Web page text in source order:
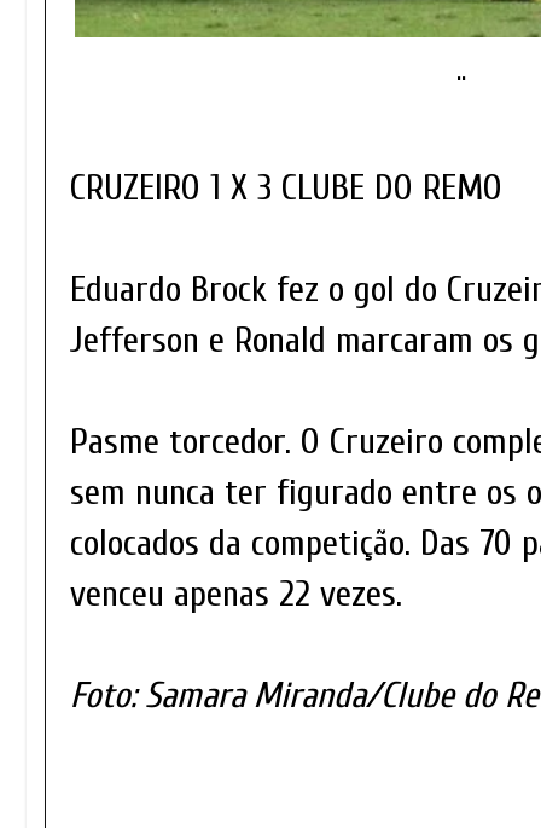
..
CRUZEIRO 1 X 3 CLUBE DO REMO
Eduardo Brock fez o gol do
Jefferson e Ronald marcaram os
Pasme torcedor. O Cruzeiro
sem nunca ter figurado entre os
colocados da competição. Das 70
venceu apenas 22 vezes.
Foto: Samara Miranda/Clube do